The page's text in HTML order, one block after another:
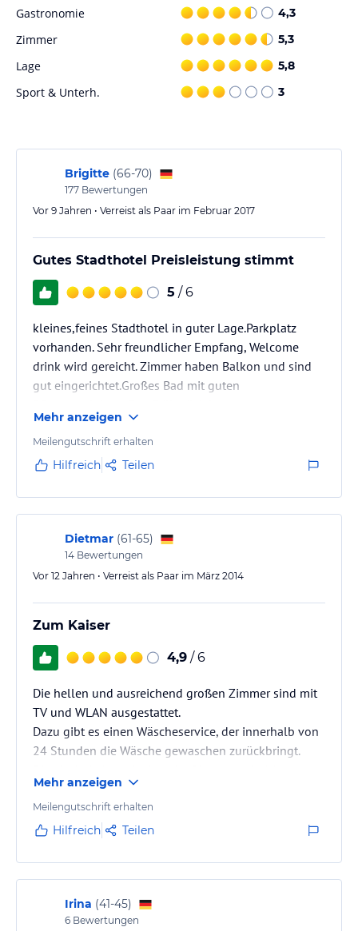
und Abendessen in zwei Restaurants: dem 'Bistro Zum Kaiser' und
der 'Roof Terrace', die internationale und landestypische Küche
anbieten. Eine Loungebar ist ebenfalls vorhanden, die eine
Auswahl an Getränken bietet.
Hinweis: Verfasst von HolidayCheck mit Hilfe von KI. Alle
Gastronomie 4,3
Zimmer 5,3
Lage 5,8
Sport & Unterh. 3
Brigitte (66-70)
177 Bewertungen
Vor 9 Jahren • Verreist als Paar im Februar 2017
Gutes Stadthotel Preisleistung stimmt
5 / 6
kleines,feines Stadthotel in guter Lage.Parkplatz
vorhanden. Sehr freundlicher Empfang, Welcome
drink wird gereicht. Zimmer haben Balkon und sind
gut eingerichtet.Großes Bad mit guten
Speisen werden bestellt. Das Hotel liegt fussläufig
zur Stadt und zum Jetty mit seinem tollen Restaurant.
Gut funktionierender Wäsche Reinigungsservice.
Mehr anzeigen
Meilengutschrift erhalten
Hilfreich Teilen
Dietmar (61-65)
14 Bewertungen
Vor 12 Jahren • Verreist als Paar im März 2014
Zum Kaiser
4,9 / 6
Die hellen und ausreichend großen Zimmer sind mit
TV und WLAN ausgestattet.
Dazu gibt es einen Wäscheservice, der innerhalb von
24 Stunden die Wäsche gewaschen zurückbringt.
möglich.
Das Personal ist sehr freundlich und war sofort bei
der Reservierung von Restaurants behilflich.
Das Frühstück war sehr umfangreich und man konnte
diverse Gerichte frisch zubereiten lassen.
Mehr anzeigen
Meilengutschrift erhalten
Hilfreich Teilen
Irina (41-45)
6 Bewertungen